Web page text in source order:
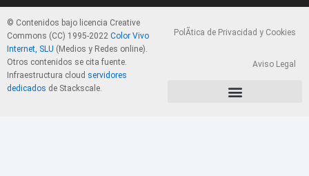
© Contenidos bajo licencia Creative
Commons (CC) 1995-2022 Color Vivo
Internet, SLU (Medios y Redes online).
Otros contenidos se cita fuente.
Infraestructura cloud servidores
dedicados de Stackscale.
PolÃ­tica de Privacidad y Cookies
Aviso Legal